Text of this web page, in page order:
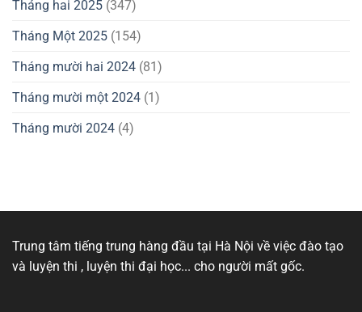
Tháng hai 2025 (347)
Tháng Một 2025 (154)
Tháng mười hai 2024 (81)
Tháng mười một 2024 (1)
Tháng mười 2024 (4)
Trung tâm tiếng trung hàng đầu tại Hà Nội về việc đào tạo
và luyện thi , luyện thi đại học... cho người mất gốc.